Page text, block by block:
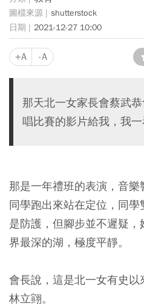
shutterstock
2021-12-27 10:00
+A -A
那天北一女家長會蔡武
唱比賽的影片給我，我一
那是一年禮班的表演，音
同學跑出來站在定位，同
是防護，但腳步並不遲疑
界最深的湖，極度平靜。
會長說，這是北一女有史以
林立翧。